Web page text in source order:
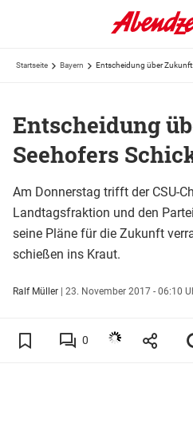
Startseite Bayern Entscheidung über
Entscheidung
Seehofers
Am Donnerstag trifft der CSU-
Landtagsfraktion und den
seine Pläne für die Zukunft
schießen ins Kraut.
Ralf Müller | 23. November 2017 - 06:10
0